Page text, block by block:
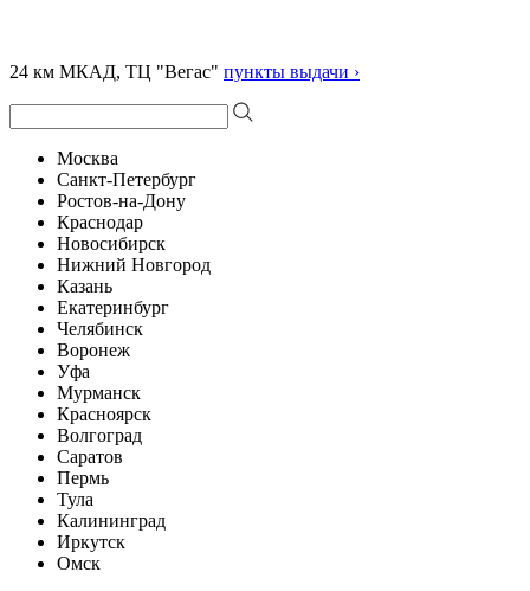
24 км МКАД, ТЦ "Вегас" пункты выдачи ›
Москва
Санкт-Петербург
Ростов-на-Дону
Краснодар
Новосибирск
Нижний Новгород
Казань
Екатеринбург
Челябинск
Воронеж
Уфа
Мурманск
Красноярск
Волгоград
Саратов
Пермь
Тула
Калининград
Иркутск
Омск